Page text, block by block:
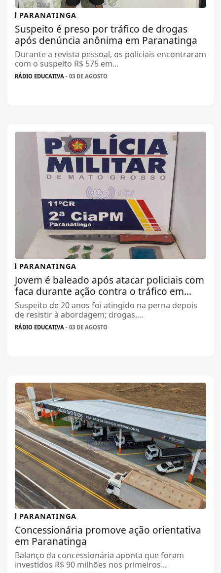
PARANATINGA
Suspeito é preso por tráfico de drogas
após denúncia anônima em Paranatinga
Durante a revista pessoal, os policiais encontraram
com o suspeito R$ 575 em...
RÁDIO EDUCATIVA - 03 DE AGOSTO
PARANATINGA
Jovem é baleado após atacar policiais com
faca durante ação contra o tráfico em...
Suspeito de 20 anos foi atingido na perna depois
de resistir à abordagem; drogas,...
RÁDIO EDUCATIVA - 03 DE AGOSTO
PARANATINGA
Concessionária promove ação orientativa
em Paranatinga
Balanço da concessionária aponta que foram
investidos R$ 90 milhões nos primeiros...